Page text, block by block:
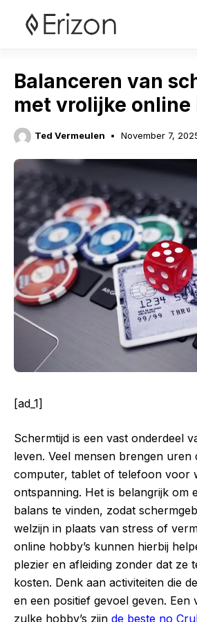
Balanceren van
met vrolijke online
Ted Vermeulen November 7,
[ad_1]
Schermtijd is een vast onderdeel
leven. Veel mensen brengen
computer, tablet of telefoon voor
ontspanning. Het is belangrijk om
balans te vinden, zodat
welzijn in plaats van stress of
online hobby’s kunnen hierbij
plezier en afleiding zonder dat ze
kosten. Denk aan activiteiten die
en een positief gevoel geven. Een
zulke hobby’s zijn de beste no